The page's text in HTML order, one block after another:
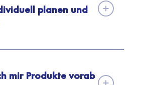
planen und
mir Produkte vorab